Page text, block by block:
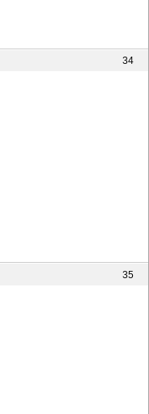
34
35